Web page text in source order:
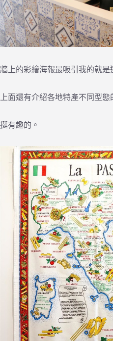
牆上的彩繪海報最吸引我的就是
上面還有介紹各地特產不同型態
挺有趣的。